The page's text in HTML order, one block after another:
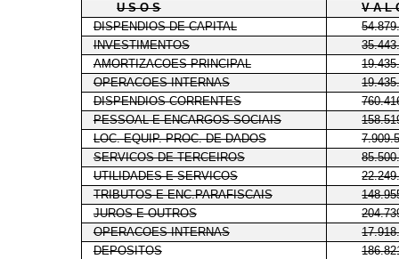
U S O S
V A L
DISPENDIOS DE CAPITAL
INVESTIMENTOS
AMORTIZACOES PRINCIPAL
OPERACOES INTERNAS
DISPENDIOS CORRENTES
PESSOAL E ENCARGOS SOCIAIS
LOC. EQUIP. PROC. DE DADOS
SERVICOS DE TERCEIROS
UTILIDADES E SERVICOS
TRIBUTOS E ENC.PARAFISCAIS
JUROS E OUTROS
OPERACOES INTERNAS
DEPOSITOS